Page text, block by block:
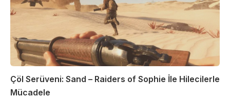
Çöl Serüveni: Sand – Raiders of Sophie İle Hilecilerle
Mücadele